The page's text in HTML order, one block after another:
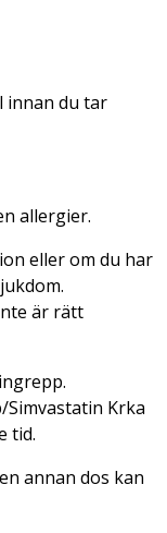
innan du tar
allergier.
eller om du har
är rätt
Simvastatin Krka
tid.
annan dos kan